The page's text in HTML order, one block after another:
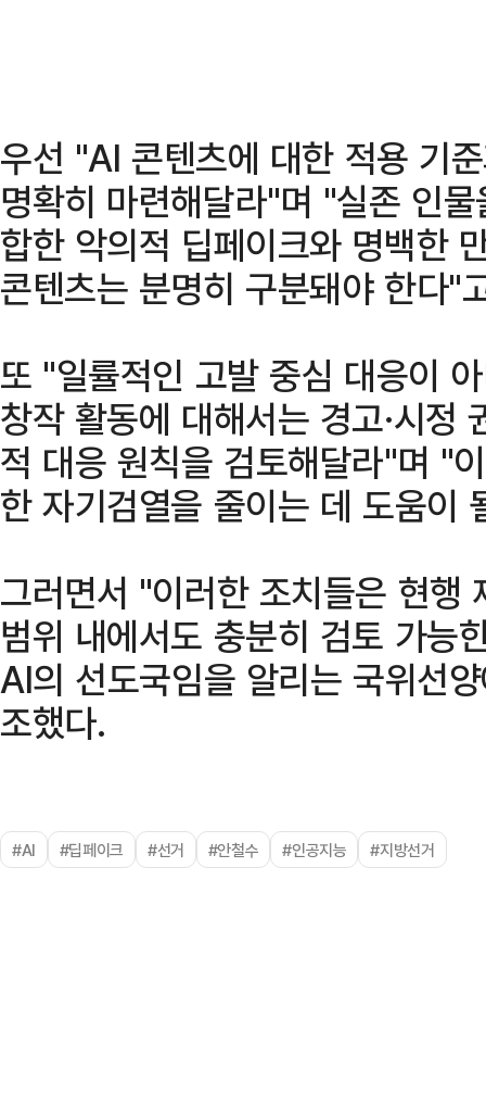
우선 "AI 콘텐츠에 대한 적용 기
명확히 마련해달라"며 "실존 인
합한 악의적 딥페이크와 명백한
콘텐츠는 분명히 구분돼야 한다"
또 "일률적인 고발 중심 대응이
창작 활동에 대해서는 경고·시정
적 대응 원칙을 검토해달라"며 "
한 자기검열을 줄이는 데 도움이
그러면서 "이러한 조치들은 현행
범위 내에서도 충분히 검토 가능
AI의 선도국임을 알리는 국위선
조했다.
#AI #딥페이크 #선거 #안철수 #인공지능 #지방선거